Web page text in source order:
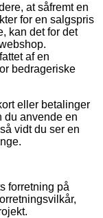
at såfremt en
for en salgspris
kan det for det
af en
bedrageriske
eller betalinger
du anvende en
vidt du ser en
forretning på